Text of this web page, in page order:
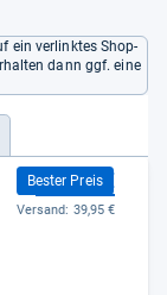
ein verlinktes Shop-
dann ggf. eine
Bester Preis
549,00 €
Versand: 39,95 €